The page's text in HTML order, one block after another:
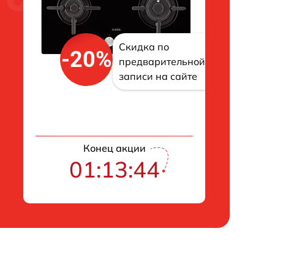
-20%
Скидка по
предварительной
записи на сайте
Конец акции
01:13:43